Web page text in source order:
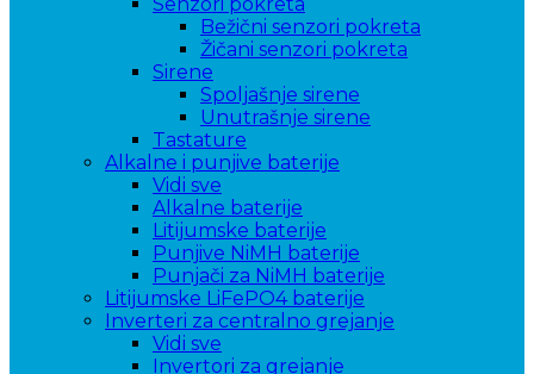
Bežični senzori pokreta
Žičani senzori pokreta
Sirene
Spoljašnje sirene
Unutrašnje sirene
Tastature
Alkalne i punjive baterije
Vidi sve
Alkalne baterije
Litijumske baterije
Punjive NiMH baterije
Punjači za NiMH baterije
Litijumske LiFePO4 baterije
Inverteri za centralno grejanje
Vidi sve
Invertori za grejanje